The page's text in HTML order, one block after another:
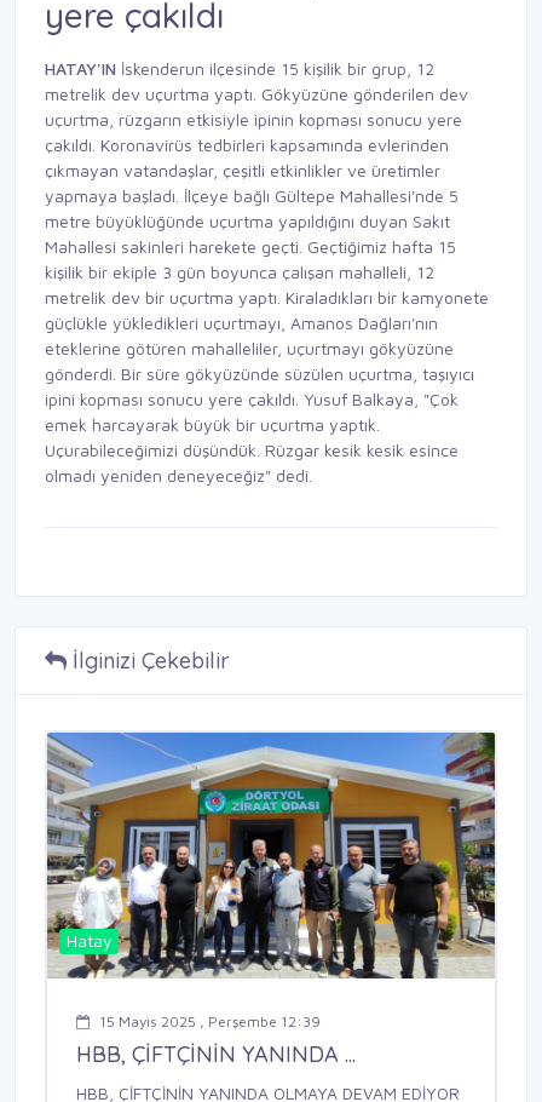
yere çakıldı
HATAY'IN İskenderun ilçesinde 15 kişilik bir grup, 12
metrelik dev uçurtma yaptı. Gökyüzüne gönderilen dev
uçurtma, rüzgarın etkisiyle ipinin kopması sonucu yere
çakıldı. Koronavirüs tedbirleri kapsamında evlerinden
çıkmayan vatandaşlar, çeşitli etkinlikler ve üretimler
yapmaya başladı. İlçeye bağlı Gültepe Mahallesi'nde 5
metre büyüklüğünde uçurtma yapıldığını duyan Sakıt
Mahallesi sakinleri harekete geçti. Geçtiğimiz hafta 15
kişilik bir ekiple 3 gün boyunca çalışan mahalleli, 12
metrelik dev bir uçurtma yaptı. Kiraladıkları bir kamyonete
güçlükle yükledikleri uçurtmayı, Amanos Dağları'nın
eteklerine götüren mahalleliler, uçurtmayı gökyüzüne
gönderdi. Bir süre gökyüzünde süzülen uçurtma, taşıyıcı
ipini kopması sonucu yere çakıldı. Yusuf Balkaya, "Çok
emek harcayarak büyük bir uçurtma yaptık.
Uçurabileceğimizi düşündük. Rüzgar kesik kesik esince
olmadı yeniden deneyeceğiz" dedi.
İlginizi Çekebilir
Hatay
15 Mayıs 2025 , Perşembe 12:39
HBB, ÇİFTÇİNİN YANINDA ...
HBB, ÇİFTÇİNİN YANINDA OLMAYA DEVAM EDİYOR